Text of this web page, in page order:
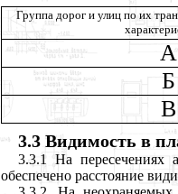
Группа дорог и улиц по их
А
Б
В
3.3 Видимость в
3.3.1 На пересечениях
обеспечено расстояние